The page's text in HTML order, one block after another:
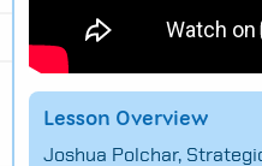
Lesson Overview
Joshua Polchar,